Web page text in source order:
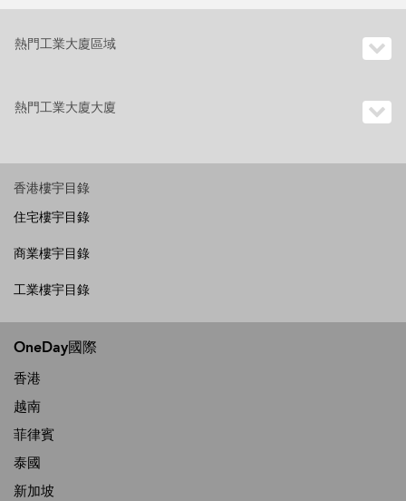
熱門工業大廈區域
熱門工業大廈大廈
香港樓宇目錄
住宅樓宇目錄
商業樓宇目錄
工業樓宇目錄
OneDay國際
香港
越南
菲律賓
泰國
新加坡